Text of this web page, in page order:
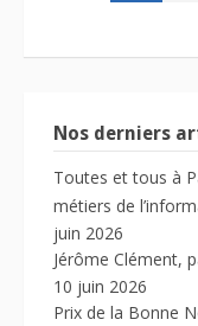
Nos derniers
Toutes et tous à
métiers de
juin 2026
Jérôme Clément,
10 juin 2026
Prix de la Bonne